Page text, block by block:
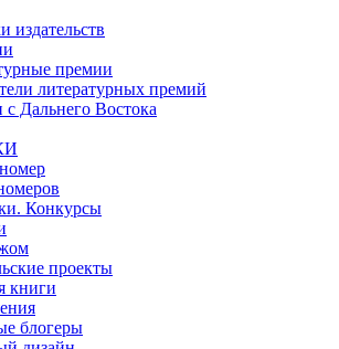
издательств
премии
литературных премий
с Дальнего Востока
Конкурсы
проекты
книги
блогеры